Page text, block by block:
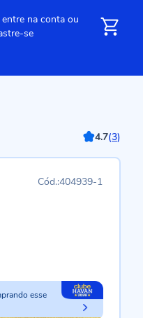
entre na conta ou
se
4.7(3)
404939-1
esse